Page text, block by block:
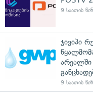
9 საათის წინ
ჯივიპი
არეალში
9 საათის წინ